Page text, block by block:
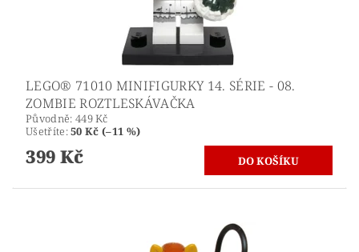
LEGO® 71010 MINIFIGURKY 14. SÉRIE - 08.
ZOMBIE ROZTLESKÁVAČKA
Původně: 449 Kč
Ušetříte:50 Kč (–11 %)
399 Kč